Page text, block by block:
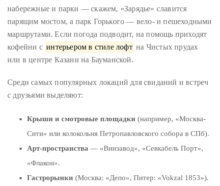
набережные и парки — скажем, «Зарядье» славится
парящим мостом, а парк Горького — вело- и пешеходными
маршрутами. Если погода подводит, на помощь приходят
кофейни с интерьером в стиле лофт на Чистых прудах
или в центре Казани на Бауманской.
Среди самых популярных локаций для свиданий и встреч
с друзьями выделяют:
Крыши и смотровые площадки (например, «Москва-
Сити» или колокольня Петропавловского собора в СПб).
Арт-пространства — «Винзавод», «Севкабель Порт»,
«Флакон».
Гастрорынки (Москва: «Депо», Питер: «Vokzal 1853»).